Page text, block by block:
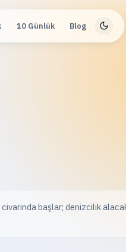
10 Günlük Blog
başlar; denizcilik